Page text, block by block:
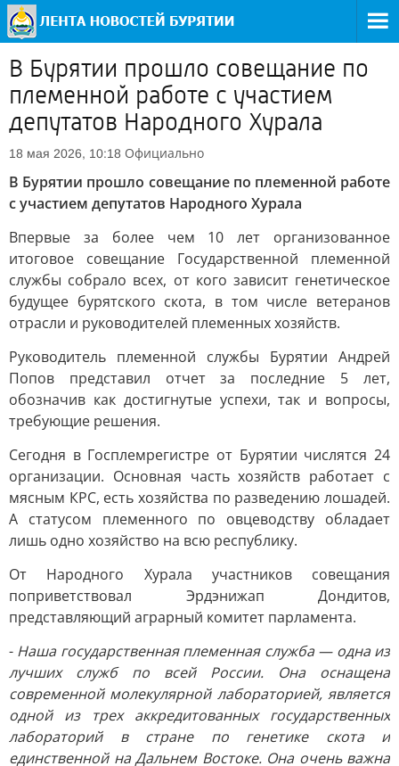
В Бурятии прошло совещание по
племенной работе с участием
депутатов Народного Хурала
18 мая 2026, 10:18 Официально
В Бурятии прошло совещание по племенной работе
с участием депутатов Народного Хурала
Впервые за более чем 10 лет организованное
итоговое совещание Государственной племенной
службы собрало всех, от кого зависит генетическое
будущее бурятского скота, в том числе ветеранов
отрасли и руководителей племенных хозяйств.
Руководитель племенной службы Бурятии Андрей
Попов представил отчет за последние 5 лет,
обозначив как достигнутые успехи, так и вопросы,
требующие решения.
Сегодня в Госплемрегистре от Бурятии числятся 24
организации. Основная часть хозяйств работает с
мясным КРС, есть хозяйства по разведению лошадей.
А статусом племенного по овцеводству обладает
лишь одно хозяйство на всю республику.
От Народного Хурала участников совещания
поприветствовал Эрдэнижап Дондитов,
представляющий аграрный комитет парламента.
- Наша государственная племенная служба — одна из
лучших служб по всей России. Она оснащена
современной молекулярной лабораторией, является
одной из трех аккредитованных государственных
лабораторий в стране по генетике скота и
единственной на Дальнем Востоке. Она очень важна